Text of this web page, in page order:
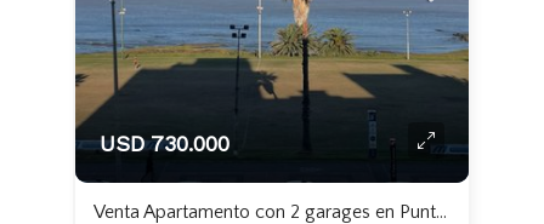
USD 730.000
Venta Apartamento con 2 garages en Punta Carretas, sobre Rambla